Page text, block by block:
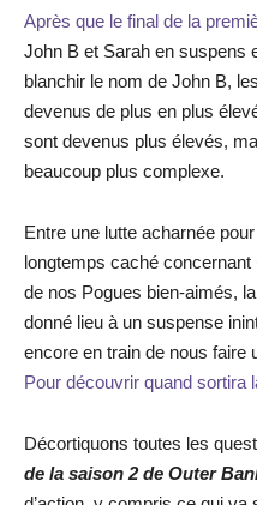
Après que le final de la
John B et Sarah en suspens
blanchir le nom de John B,
devenus de plus en plus
sont devenus plus élevés,
beaucoup plus complexe.
Entre une lutte acharnée
longtemps caché concernant
de nos Pogues bien-aimés, la
donné lieu à un suspense
encore en train de nous faire
Pour découvrir quand sortira
Décortiquons toutes les
de la saison 2 de Outer